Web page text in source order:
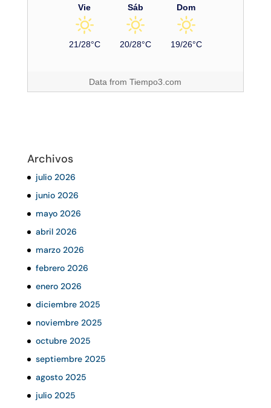
Vie
21/28°C
Sáb
20/28°C
Dom
19/26°C
Data fromTiempo3.com
Archivos
julio 2026
junio 2026
mayo 2026
abril 2026
marzo 2026
febrero 2026
enero 2026
diciembre 2025
noviembre 2025
octubre 2025
septiembre 2025
agosto 2025
julio 2025